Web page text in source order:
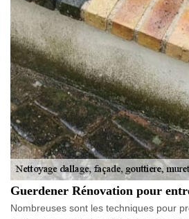
Guerdener Rénovation pour
Nombreuses sont les techniques pour